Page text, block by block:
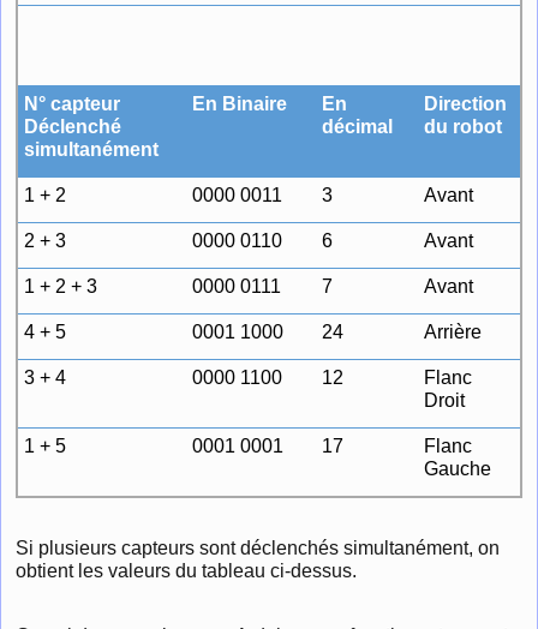
N° capteur
Déclenché
simultanément
En Binaire
En
décimal
Direction
du robot
1 + 2 0000 0011 3 Avant
2 + 3 0000 0110 6 Avant
1 + 2 + 3 0000 0111 7 Avant
4 + 5 0001 1000 24 Arrière
3 + 4 0000 1100 12
Flanc
Droit
1 + 5 0001 0001 17
Flanc
Gauche
Si plusieurs capteurs sont déclenchés simultanément, on
obtient les valeurs du tableau ci-dessus.